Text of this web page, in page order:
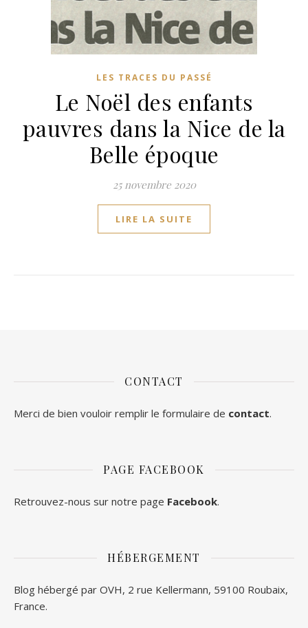
LES TRACES DU PASSÉ
Le Noël des enfants
pauvres dans la Nice de la
Belle époque
25 novembre 2020
LIRE LA SUITE
CONTACT
Merci de bien vouloir remplir le formulaire de contact.
PAGE FACEBOOK
Retrouvez-nous sur notre page Facebook.
HÉBERGEMENT
Blog hébergé par OVH, 2 rue Kellermann, 59100 Roubaix,
France.